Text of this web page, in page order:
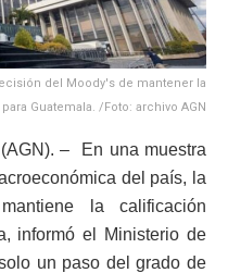
del Moody's de mantener la
Guatemala. /Foto: archivo AGN
– En una muestra
del país, la
la calificación
informó el Ministerio de
un paso del grado de